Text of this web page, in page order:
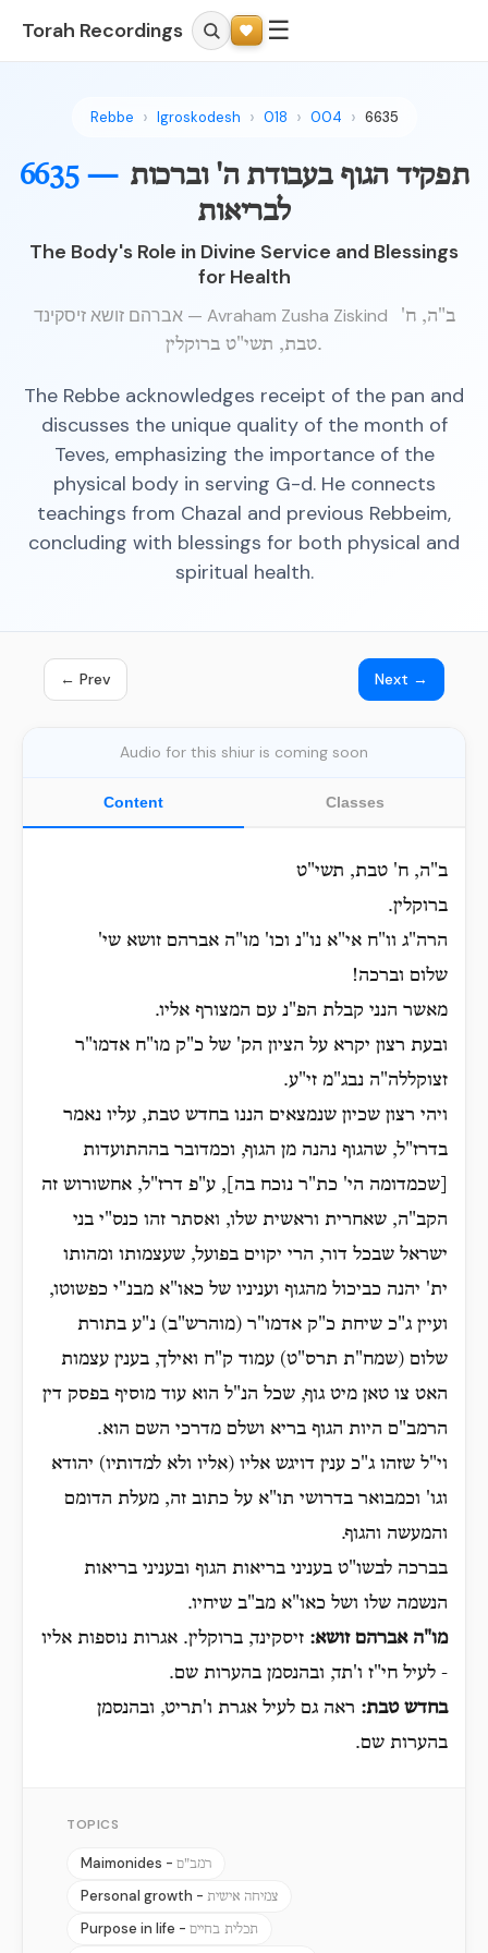
Torah Recordings ☰
Rebbe Igroskodesh 018 004 6635
6635 — תפקיד הגוף בעבודת ה' וברכות
לבריאות
The Body's Role in Divine Service and Blessings
for Health
אברהם זושא זיסקינד — Avraham Zusha Ziskind
ב"ה, ח'
טבת, תשי"ט ברוקלין.
The Rebbe acknowledges receipt of the pan and
discusses the unique quality of the month of
Teves, emphasizing the importance of the
physical body in serving G-d. He connects
teachings from Chazal and previous Rebbeim,
concluding with blessings for both physical and
spiritual health.
← Prev Next →
Audio for this shiur is coming soon
Content Classes
ב"ה, ח' טבת, תשי"ט
ברוקלין.
הרה"ג וו"ח אי"א נו"נ וכו' מו"ה אברהם זושא שי'
שלום וברכה!
מאשר הנני קבלת הפ"נ עם המצורף אליו.
ובעת רצון יקרא על הציון הק' של כ"ק מו"ח אדמו"ר
זצוקללה"ה נבג"מ זי"ע.
ויהי רצון שכיון שנמצאים הננו בחדש טבת, עליו נאמר
בדרז"ל, שהגוף נהנה מן הגוף, וכמדובר בההתועדות
[שכמדומה הי' כת"ר נוכח בה], ע"פ דרז"ל, אחשורוש זה
הקב"ה, שאחרית וראשית שלו, ואסתר זהו כנס"י בני
ישראל שבכל דור, הרי יקוים בפועל, שעצמותו ומהותו
ית' יהנה כביכול מהגוף ועניניו של כאו"א מבנ"י כפשוטו,
ועיין ג"כ שיחת כ"ק אדמו"ר (מוהרש"ב) נ"ע בתורת
שלום (שמח"ת תרס"ט) עמוד ק"ח ואילך, בענין עצמות
האט צו טאן מיט גוף, שכל הנ"ל הוא עוד מוסיף בפסק דין
הרמב"ם היות הגוף בריא ושלם מדרכי השם הוא.
וי"ל שזהו ג"כ ענין דויגש אליו (אליו ולא למדותיו) יהודא
וגו' וכמבואר בדרושי תו"א על כתוב זה, מעלת הדומם
והמעשה והגוף.
בברכה לבשו"ט בעניני בריאות הגוף ובעניני בריאות
הנשמה שלו ושל כאו"א מב"ב שיחיו.
מו"ה אברהם זושא: זיסקינד, ברוקלין. אגרות נוספות אליו
- לעיל חי"ז ו'תד, ובהנסמן בהערות שם.
בחדש טבת: ראה גם לעיל אגרת ו'תריט, ובהנסמן
בהערות שם.
TOPICS
Maimonides - רמב"ם
Personal growth - צמיחה אישית
Purpose in life - תכלית בחיים